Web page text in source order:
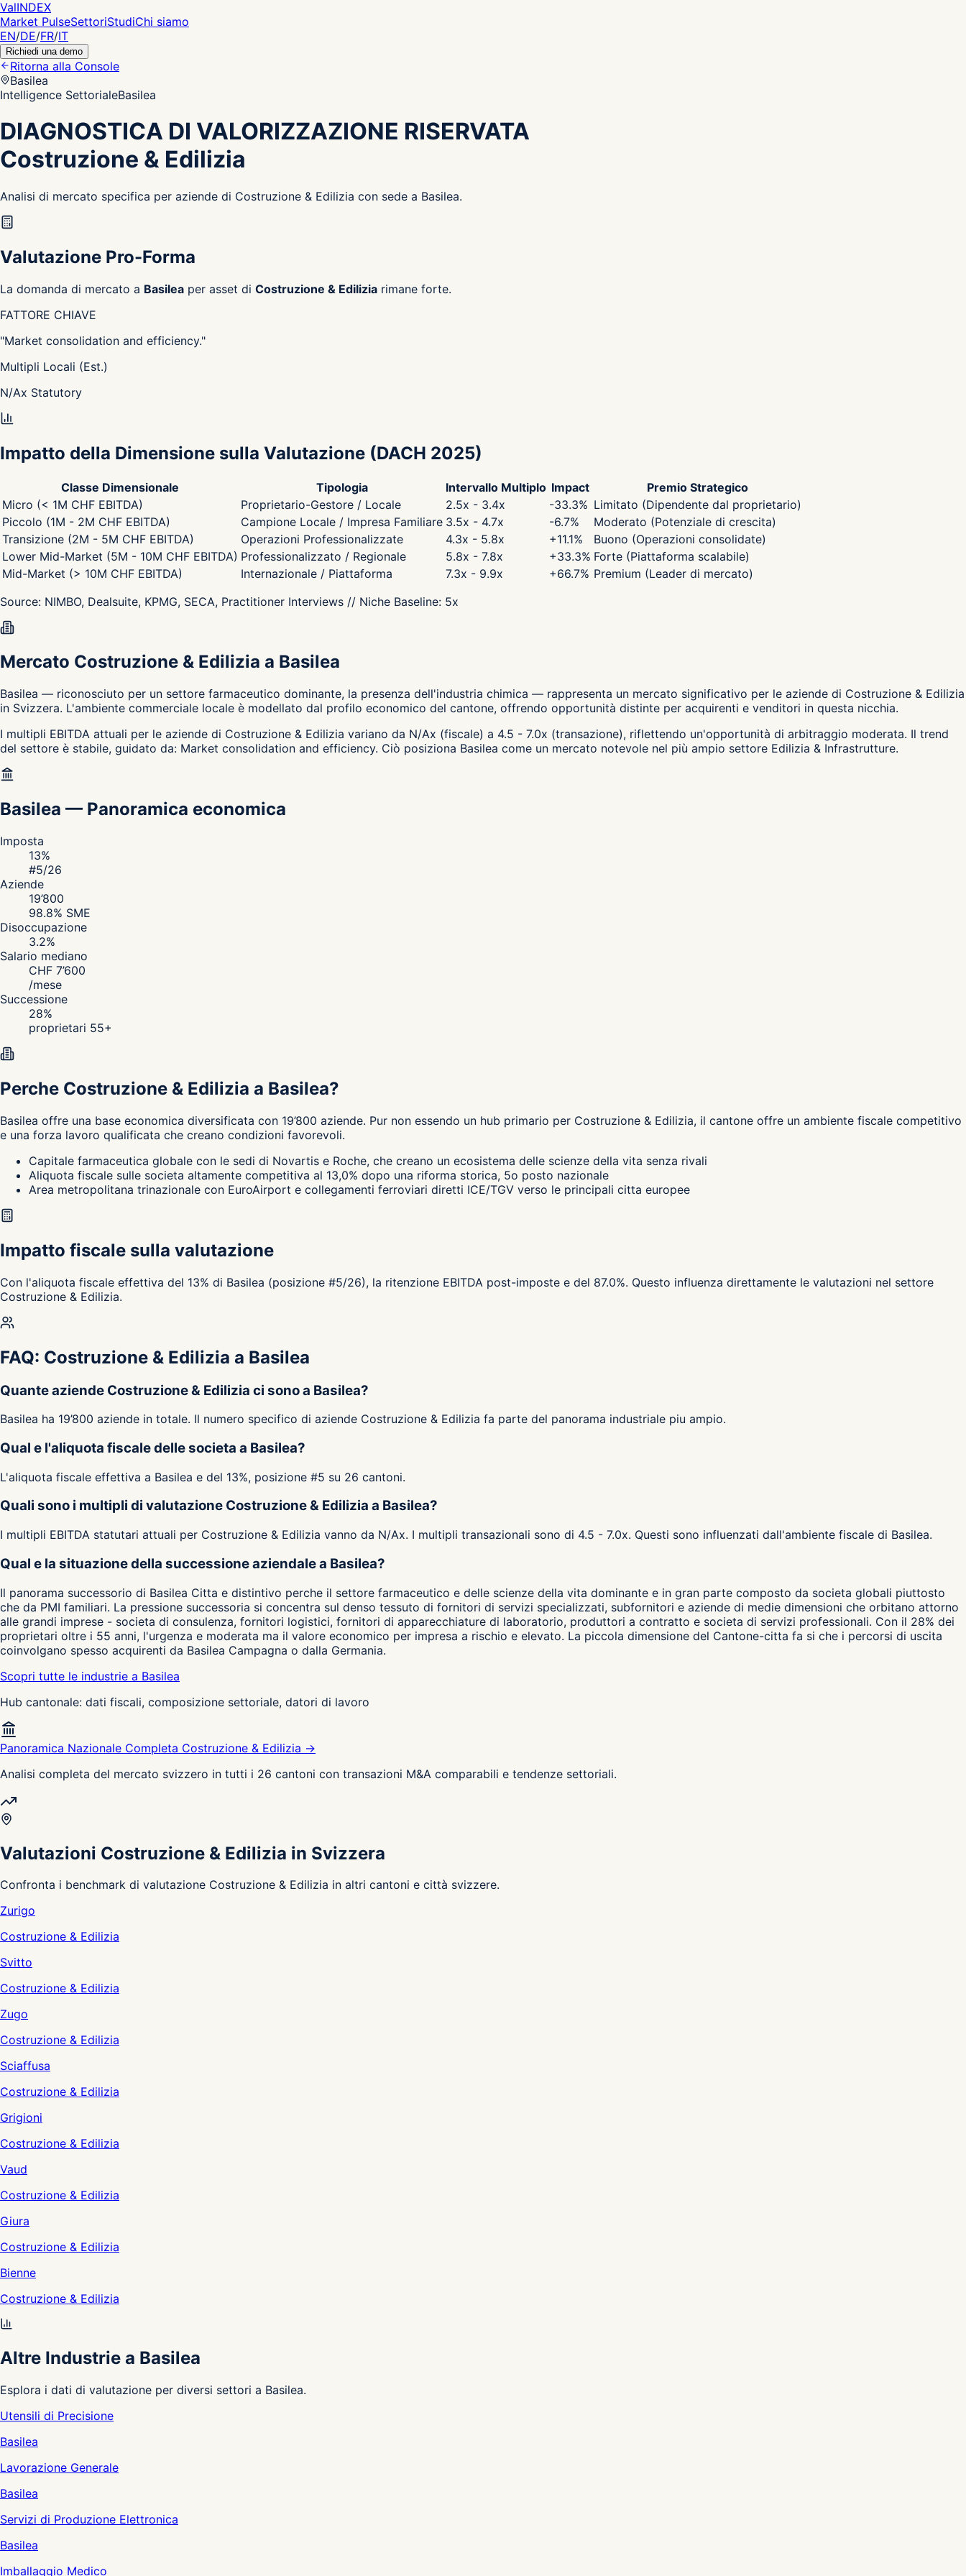
ValINDEX
Market PulseSettoriStudiChi siamo
EN/DE/FR/IT
Richiedi una demo
Ritorna alla Console
Basilea
Intelligence SettorialeBasilea
DIAGNOSTICA DI VALORIZZAZIONE RISERVATA
Costruzione & Edilizia
Analisi di mercato specifica per aziende di Costruzione & Edilizia con sede a Basilea.
Valutazione Pro-Forma
La domanda di mercato a Basilea per asset di Costruzione & Edilizia rimane forte.
FATTORE CHIAVE
"Market consolidation and efficiency."
Multipli Locali (Est.)
N/Ax Statutory
Impatto della Dimensione sulla Valutazione (DACH 2025)
Classe Dimensionale Tipologia Intervallo Multiplo Impact
Premio Strategico
Micro (< 1M CHF EBITDA)
Proprietario-Gestore / Locale 2.5x - 3.4x -33.3% Limitato (Dipendente dal proprietario)
Piccolo (1M - 2M CHF EBITDA)
Campione Locale / Impresa Familiare 3.5x - 4.7x -6.7%
Moderato (Potenziale di crescita)
Transizione (2M - 5M CHF EBITDA)
Operazioni Professionalizzate 4.3x - 5.8x +11.1%
Buono (Operazioni consolidate)
Lower Mid-Market (5M - 10M CHF EBITDA) Professionalizzato / Regionale 5.8x - 7.8x +33.3% Forte (Piattaforma scalabile)
Mid-Market (> 10M CHF EBITDA)
Internazionale / Piattaforma 7.3x - 9.9x +66.7% Premium (Leader di mercato)
Source: NIMBO, Dealsuite, KPMG, SECA, Practitioner Interviews // Niche Baseline: 5x
Mercato Costruzione & Edilizia a Basilea
Basilea — riconosciuto per un settore farmaceutico dominante, la presenza dell'industria chimica — rappresenta un mercato significativo per le aziende di Costruzione & Edilizia
in Svizzera. L'ambiente commerciale locale è modellato dal profilo economico del cantone, offrendo opportunità distinte per acquirenti e venditori in questa nicchia.
I multipli EBITDA attuali per le aziende di Costruzione & Edilizia variano da N/Ax (fiscale) a 4.5 - 7.0x (transazione), riflettendo un'opportunità di arbitraggio moderata. Il trend
del settore è stabile, guidato da: Market consolidation and efficiency. Ciò posiziona Basilea come un mercato notevole nel più ampio settore Edilizia & Infrastrutture.
Basilea — Panoramica economica
Imposta
13%
#5/26
Aziende
19’800
98.8% SME
Disoccupazione
3.2%
Salario mediano
CHF 7’600
/mese
Successione
28%
proprietari 55+
Perche Costruzione & Edilizia a Basilea?
Basilea offre una base economica diversificata con 19’800 aziende. Pur non essendo un hub primario per Costruzione & Edilizia, il cantone offre un ambiente fiscale competitivo
e una forza lavoro qualificata che creano condizioni favorevoli.
Capitale farmaceutica globale con le sedi di Novartis e Roche, che creano un ecosistema delle scienze della vita senza rivali
Aliquota fiscale sulle societa altamente competitiva al 13,0% dopo una riforma storica, 5o posto nazionale
Area metropolitana trinazionale con EuroAirport e collegamenti ferroviari diretti ICE/TGV verso le principali citta europee
Impatto fiscale sulla valutazione
Con l'aliquota fiscale effettiva del 13% di Basilea (posizione #5/26), la ritenzione EBITDA post-imposte e del 87.0%. Questo influenza direttamente le valutazioni nel settore
Costruzione & Edilizia.
FAQ: Costruzione & Edilizia a Basilea
Quante aziende Costruzione & Edilizia ci sono a Basilea?
Basilea ha 19’800 aziende in totale. Il numero specifico di aziende Costruzione & Edilizia fa parte del panorama industriale piu ampio.
Qual e l'aliquota fiscale delle societa a Basilea?
L'aliquota fiscale effettiva a Basilea e del 13%, posizione #5 su 26 cantoni.
Quali sono i multipli di valutazione Costruzione & Edilizia a Basilea?
I multipli EBITDA statutari attuali per Costruzione & Edilizia vanno da N/Ax. I multipli transazionali sono di 4.5 - 7.0x. Questi sono influenzati dall'ambiente fiscale di Basilea.
Qual e la situazione della successione aziendale a Basilea?
Il panorama successorio di Basilea Citta e distintivo perche il settore farmaceutico e delle scienze della vita dominante e in gran parte composto da societa globali piuttosto
che da PMI familiari. La pressione successoria si concentra sul denso tessuto di fornitori di servizi specializzati, subfornitori e aziende di medie dimensioni che orbitano attorno
alle grandi imprese - societa di consulenza, fornitori logistici, fornitori di apparecchiature di laboratorio, produttori a contratto e societa di servizi professionali. Con il 28% dei
proprietari oltre i 55 anni, l'urgenza e moderata ma il valore economico per impresa a rischio e elevato. La piccola dimensione del Cantone-citta fa si che i percorsi di uscita
coinvolgano spesso acquirenti da Basilea Campagna o dalla Germania.
Scopri tutte le industrie a Basilea
Hub cantonale: dati fiscali, composizione settoriale, datori di lavoro
Panoramica Nazionale Completa Costruzione & Edilizia →
Analisi completa del mercato svizzero in tutti i 26 cantoni con transazioni M&A comparabili e tendenze settoriali.
Valutazioni Costruzione & Edilizia in Svizzera
Confronta i benchmark di valutazione Costruzione & Edilizia in altri cantoni e città svizzere.
Zurigo
Costruzione & Edilizia
Svitto
Costruzione & Edilizia
Zugo
Costruzione & Edilizia
Sciaffusa
Costruzione & Edilizia
Grigioni
Costruzione & Edilizia
Vaud
Costruzione & Edilizia
Giura
Costruzione & Edilizia
Bienne
Costruzione & Edilizia
Altre Industrie a Basilea
Esplora i dati di valutazione per diversi settori a Basilea.
Utensili di Precisione
Basilea
Lavorazione Generale
Basilea
Servizi di Produzione Elettronica
Basilea
Imballaggio Medico